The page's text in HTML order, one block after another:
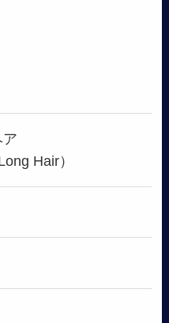
Hair）